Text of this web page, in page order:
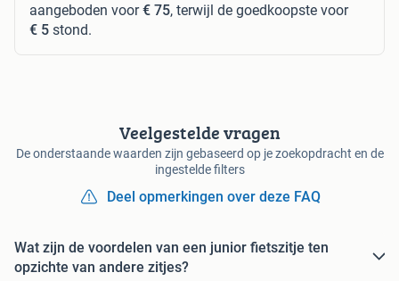
aangeboden voor€ 75, terwijl de goedkoopste voor
€ 5 stond.
Veelgestelde vragen
De onderstaande waarden zijn gebaseerd op je zoekopdracht en de
ingestelde filters
Deel opmerkingen over deze FAQ
Wat zijn de voordelen van een junior fietszitje ten
opzichte van andere zitjes?